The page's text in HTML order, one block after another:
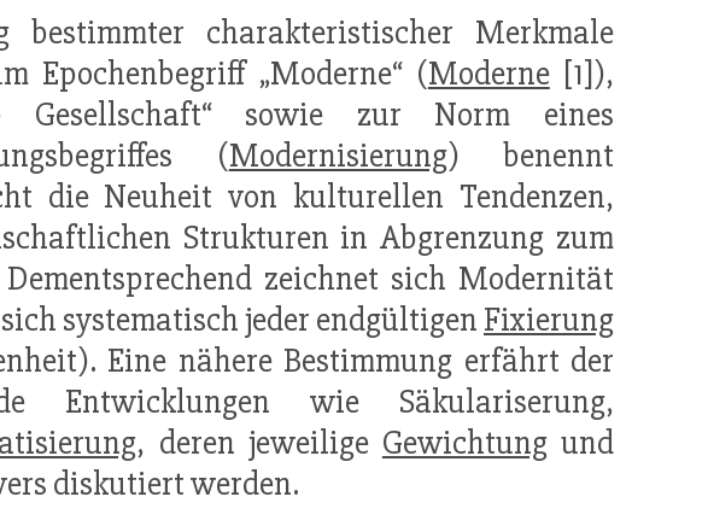
charakteristischer Merkmale
Epochenbegriff „Moderne“ (Moderne[1]),
Gesellschaft“ sowie zur Norm eines
(Modernisierung) benennt
die Neuheit von kulturellen Tendenzen,
Strukturen in Abgrenzung zum
zeichnet sich Modernität
systematisch jeder endgültigen Fixierung
Eine nähere Bestimmung erfährt der
Entwicklungen wie Säkulariserung,
, deren jeweilige Gewichtungund
diskutiert werden.